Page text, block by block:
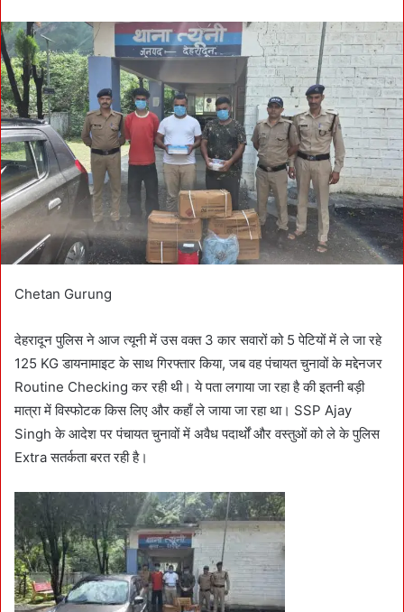
d
a
n
e
m
Chetan Gurung
देहरादून पुलिस ने आज त्यूनी में उस वक्त 3 कार सवारों को 5 पेटियों में ले जा रहे
125 KG डायनामाइट के साथ गिरफ्तार किया, जब वह पंचायत चुनावों के मद्देनजर
Routine Checking कर रही थी। ये पता लगाया जा रहा है की इतनी बड़ी
मात्रा में विस्फोटक किस लिए और कहाँ ले जाया जा रहा था। SSP Ajay
Singh के आदेश पर पंचायत चुनावों में अवैध पदार्थों और वस्तुओं को ले के पुलिस
Extra सतर्कता बरत रही है।